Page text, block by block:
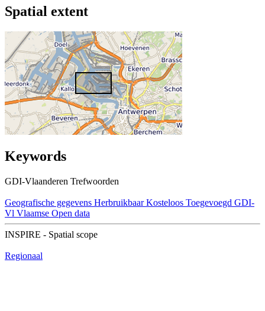
Spatial extent
Keywords
GDI-Vlaanderen Trefwoorden
Geografische gegevens Herbruikbaar Kosteloos Toegevoegd GDI-
Vl Vlaamse Open data
INSPIRE - Spatial scope
Regionaal